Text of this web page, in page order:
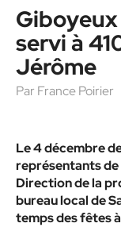
servi à
Jérôme
Par France Poirier
Le 4 décembre
représentants de
Direction de la
bureau local de
temps des fêtes